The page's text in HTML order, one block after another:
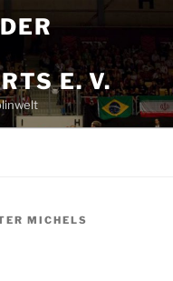
E. V.
MICHELS